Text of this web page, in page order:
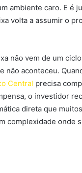
ambiente caro. E é
volta a assumir o
não vem de um
não aconteceu.
Central precisa
o investidor
direta que
complexidade onde